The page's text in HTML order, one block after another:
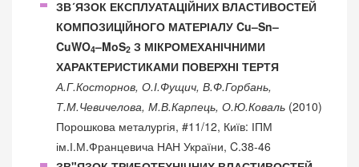
ЗВ´ЯЗОК ЕКСПЛУАТАЦІЙНИХ ВЛАСТИВОСТЕЙ
КОМПОЗИЦІЙНОГО МАТЕРІАЛУ Cu–Sn–
CuWO4–MoS2 З МІКРОМЕХАНІЧНИМИ
ХАРАКТЕРИСТИКАМИ ПОВЕРХНІ ТЕРТЯ
А.Г.Косторнов, О.І.Фущич, В.Ф.Горбань,
Т.М.Чевичелова, М.В.Карпець, О.Ю.Коваль (2010)
Порошкова металургія, #11/12, Київ: ІПМ
ім.І.М.Францевича НАН України, C.38-46